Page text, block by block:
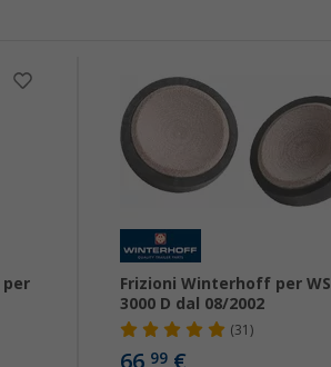
per
Frizioni Winterhoff per WS
3000 D dal 08/2002
(31)
99